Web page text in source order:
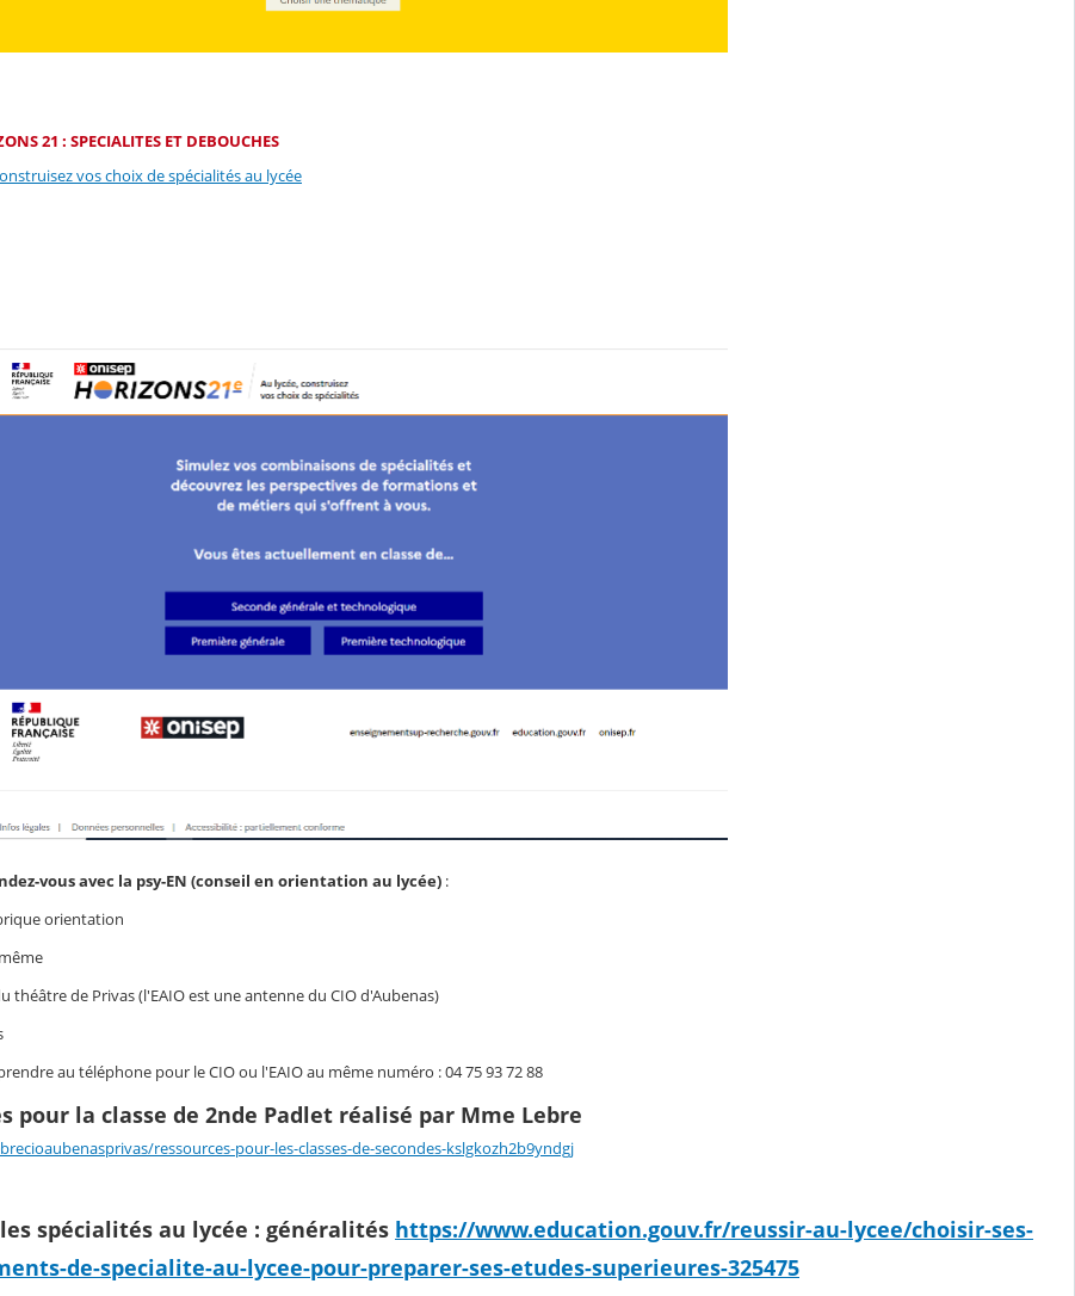
21 : SPECIALITES ET DEBOUCHES
vos choix de spécialités au lycée
vous avec la psy-EN (conseil en orientation au lycée) :
orientation
théâtre de Privas (l'EAIO est une antenne du CIO d'Aubenas)
au téléphone pour le CIO ou l'EAIO au même numéro : 04 75 93 72 88
pour la classe de 2nde Padlet réalisé par Mme Lebre
ressources-pour-les-classes-de-secondes-kslgkozh2b9yndgj
spécialités au lycée : généralités https://www.education.gouv.fr/reussir-au-lycee/choisir-ses-
de-specialite-au-lycee-pour-preparer-ses-etudes-superieures-325475